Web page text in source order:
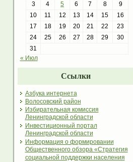
3
4 5 6 7 8
9
10
11 12 13 14 15
16
17
18 19 20 21 22
23
24
25 26 27 28 29
30
31
« Июл
Ссылки
Азбука интернета
Волосовский район
Избирательная комиссия
Ленинградской области
Инвестиционный портал
Ленинградской области
Информация о формировании
Общественного обзора «Стратегия
социальной поддержки населения